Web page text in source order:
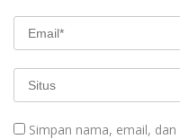
Simpan nama, email,